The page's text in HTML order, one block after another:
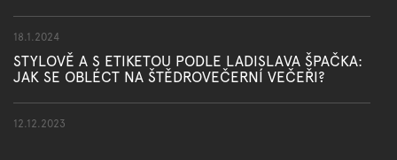
18.1.2024
STYLOVĚ A S ETIKETOU PODLE LADISLAVA ŠPAČKA:
JAK SE OBLÉCT NA ŠTĚDROVEČERNÍ VEČEŘI?
12.12.2023